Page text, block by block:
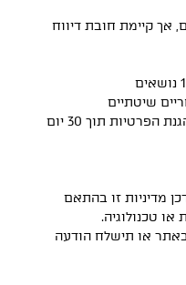
אך קיימת חובת דיווח
שיטתיים
במקרים אלו נדרש דיווח לרשות להגנת הפרטיות תוך 30 יום
מדיניות זו בהתאם
או טכנולוגיה.
או תישלח הודעה